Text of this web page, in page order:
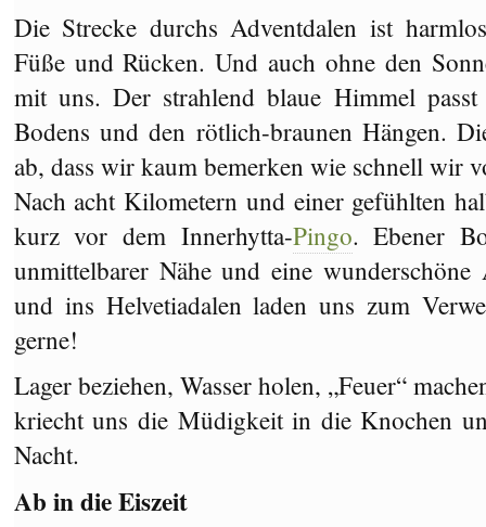
Die Strecke durchs Adventdalen ist
Füße und Rücken. Und auch ohne den
mit uns. Der strahlend blaue Himmel
Bodens und den rötlich-braunen Hängen.
ab, dass wir kaum bemerken wie schnell wir
Nach acht Kilometern und einer gefühlten
kurz vor dem Innerhytta-Pingo. Ebener
unmittelbarer Nähe und eine
und ins Helvetiadalen laden uns zum
gerne!
Lager beziehen, Wasser holen, „Feuer“
kriecht uns die Müdigkeit in die Knochen
Nacht.
Ab in die Eiszeit